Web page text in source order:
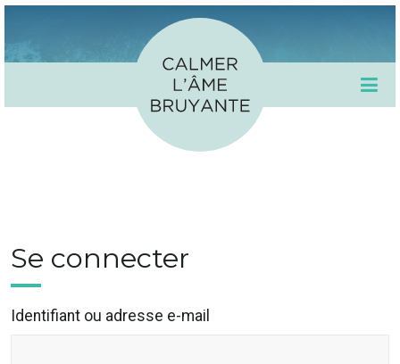
Se connecter
Identifiant ou adresse e-mail